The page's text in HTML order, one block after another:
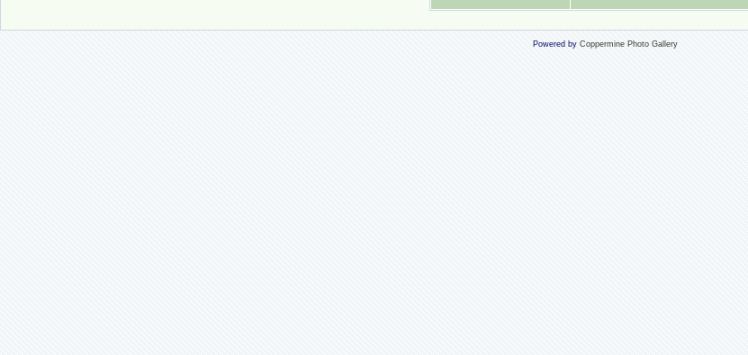
Powered by Coppermine Photo Gallery